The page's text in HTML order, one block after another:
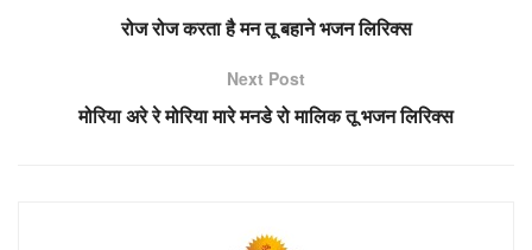
रोज रोज करता है मन तू बहाने भजन लिरिक्स
Next Post
मोरिया अरे रे मोरिया मारे मनडे रो मालिक तू भजन लिरिक्स